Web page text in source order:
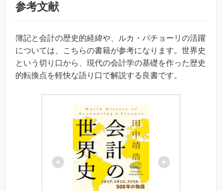
参考文献
簿記と会計の歴史的経緯や、ルカ・パチョーリの活躍
については、こちらの書籍が参考になります。世界史
という切り口から、現代の会計学の基礎を作った歴史
的転換点を軽快な語り口で解説する良書です。